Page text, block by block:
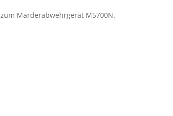
zum Marderabwehrgerät M5700N.